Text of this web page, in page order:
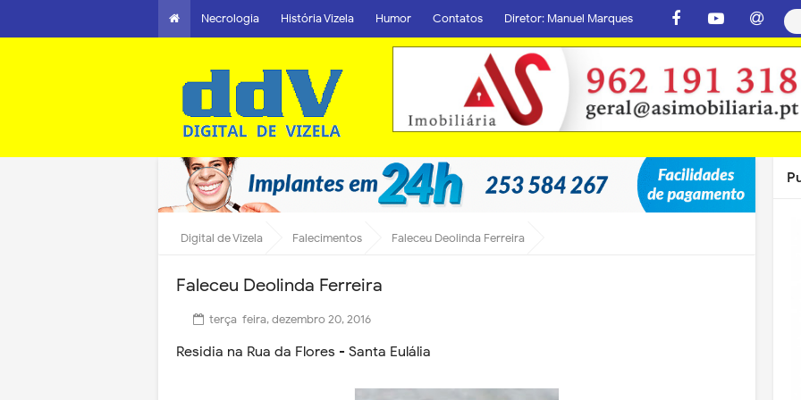
Necrologia História Vizela Humor Contatos Diretor: Manuel Marques
Digital de Vizela Falecimentos Faleceu Deolinda Ferreira
Faleceu Deolinda Ferreira
terça-feira, dezembro 20, 2016
Residia na Rua da Flores - Santa Eulália